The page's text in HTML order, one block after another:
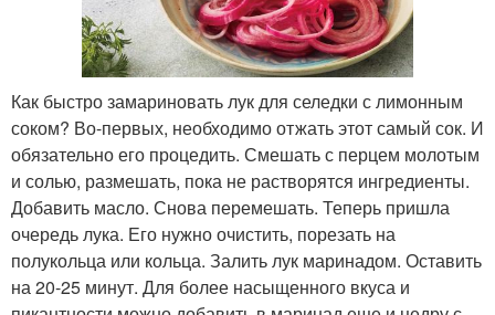
Как быстро замариновать лук для селедки с лимонным
соком? Во-первых, необходимо отжать этот самый сок. И
обязательно его процедить. Смешать с перцем молотым
и солью, размешать, пока не растворятся ингредиенты.
Добавить масло. Снова перемешать. Теперь пришла
очередь лука. Его нужно очистить, порезать на
полукольца или кольца. Залить лук маринадом. Оставить
на 20-25 минут. Для более насыщенного вкуса и